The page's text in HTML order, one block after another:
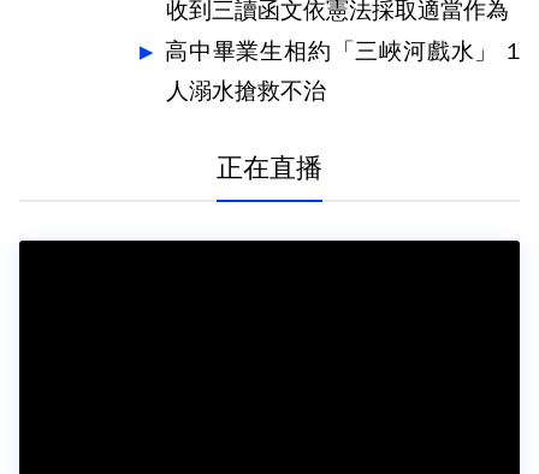
收到三讀函文依憲法採取適當作為
高中畢業生相約「三峽河戲水」 1
人溺水搶救不治
正在直播